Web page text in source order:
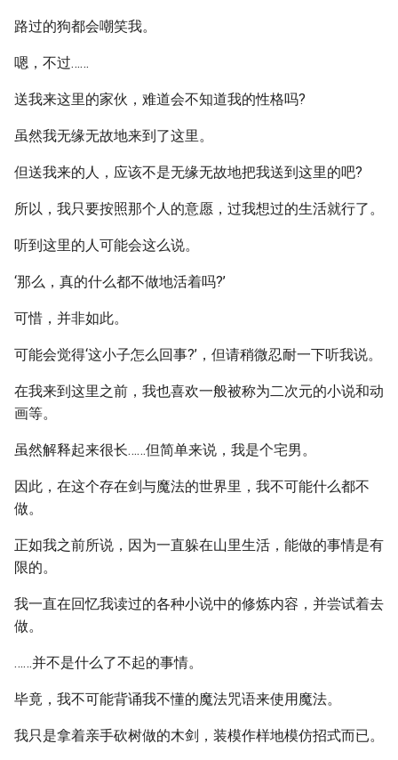
路过的狗都会嘲笑我。
嗯，不过……
送我来这里的家伙，难道会不知道我的性格吗?
虽然我无缘无故地来到了这里。
但送我来的人，应该不是无缘无故地把我送到这里的吧?
所以，我只要按照那个人的意愿，过我想过的生活就行了。
听到这里的人可能会这么说。
‘那么，真的什么都不做地活着吗?’
可惜，并非如此。
可能会觉得‘这小子怎么回事?’，但请稍微忍耐一下听我说。
在我来到这里之前，我也喜欢一般被称为二次元的小说和动
画等。
虽然解释起来很长……但简单来说，我是个宅男。
因此，在这个存在剑与魔法的世界里，我不可能什么都不
做。
正如我之前所说，因为一直躲在山里生活，能做的事情是有
限的。
我一直在回忆我读过的各种小说中的修炼内容，并尝试着去
做。
……并不是什么了不起的事情。
毕竟，我不可能背诵我不懂的魔法咒语来使用魔法。
我只是拿着亲手砍树做的木剑，装模作样地模仿招式而已。